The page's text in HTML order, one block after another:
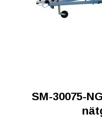
SM-30075-